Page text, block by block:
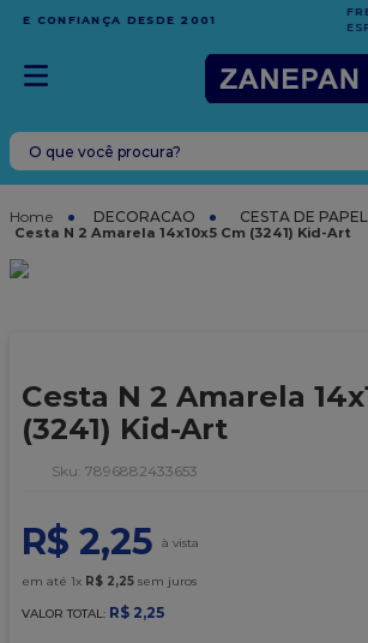
EM COMPRAS ACIMA DE
ESPÍRITO SANTO
O que você procura?
DECORACAO CESTA DE PAPEL
Cesta N 2 Amarela 14x10x5 Cm (3241) Kid-Art
Cesta N 2 Amarela
(3241) Kid-Art
: 7896882433653
R$ 2,25
em até 1x R$ 2,25 sem juros
VALOR TOTAL: R$ 2,25
TERMOS MAIS BUSCADOS
caixa
6º
sacola
9º
caixa kraft
10º chocolate